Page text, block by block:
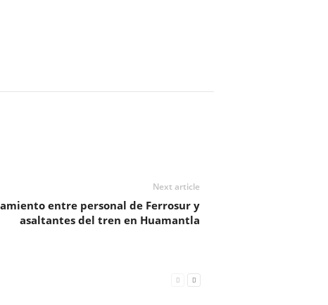
Next article
entre personal de Ferrosur y
asaltantes del tren en Huamantla